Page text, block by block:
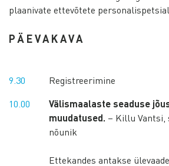
plaanivate ettevõtete
PÄEVAKAVA
9.30
Registreerimine
10.00
Välismaalaste seaduse
muudatused. – Killu
nõunik
Ettekandes antakse